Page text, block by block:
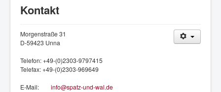
Kontakt
Morgenstraße 31
D-59423 Unna
Telefon: +49-(0)2303-9797415
Telefax: +49-(0)2303-969649
E-Mail: info@spatz-und-wal.de